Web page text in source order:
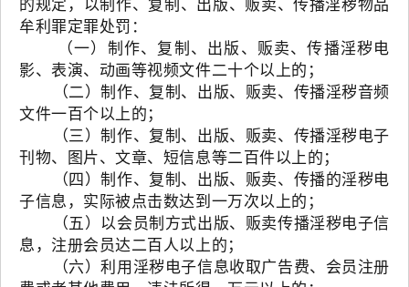
牟利罪定罪处罚：
（一）制作、复制、出版、贩卖、传播淫秽电
影、表演、动画等视频文件二十个以上的；
（二）制作、复制、出版、贩卖、传播淫秽音频
文件一百个以上的；
（三）制作、复制、出版、贩卖、传播淫秽电子
刊物、图片、文章、短信息等二百件以上的；
（四）制作、复制、出版、贩卖、传播的淫秽电
子信息，实际被点击数达到一万次以上的；
（五）以会员制方式出版、贩卖传播淫秽电子信
息，注册会员达二百人以上的；
（六）利用淫秽电子信息收取广告费、会员注册